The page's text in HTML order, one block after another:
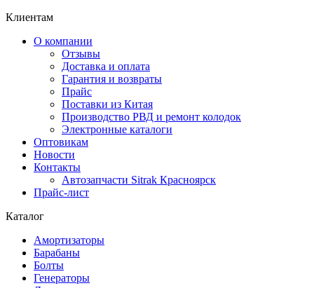
Клиентам
О компании
Отзывы
Доставка и оплата
Гарантия и возвраты
Прайс
Поставки из Китая
Производство РВД и ремонт колодок
Электронные каталоги
Оптовикам
Новости
Контакты
Автозапчасти Sitrak Красноярск
Прайс-лист
Каталог
Амортизаторы
Барабаны
Болты
Генераторы